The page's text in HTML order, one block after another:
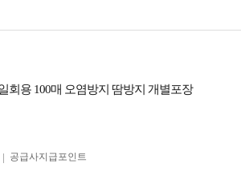
회용 100매 오염방지 땀방지 개별포장
공급사지급포인트